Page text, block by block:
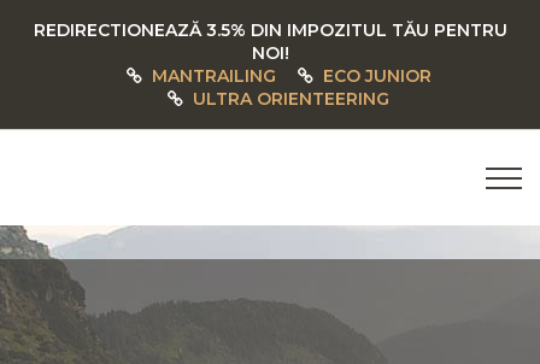
REDIRECTIONEAZĂ 3.5% DIN IMPOZITUL TĂU PENTRU
NOI!
MANTRAILING
ECO JUNIOR
ULTRA ORIENTEERING